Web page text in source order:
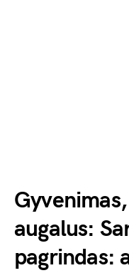
augalus:
pagrindas: